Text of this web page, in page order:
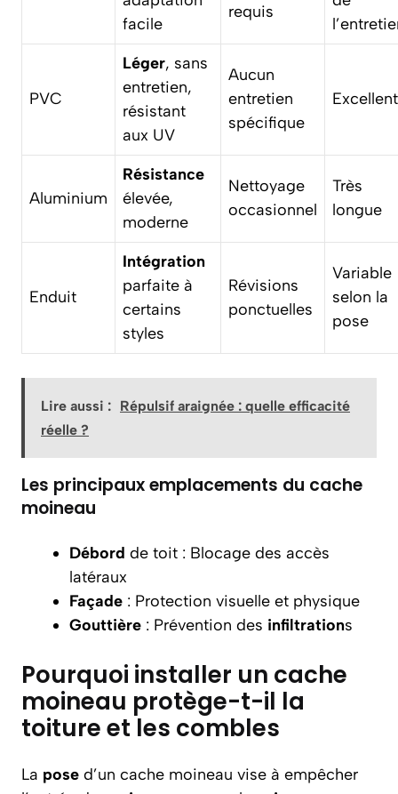
facile
requis
PVC
Léger, sans
entretien,
résistant
aux UV
Aucun
entretien
spécifique
Aluminium
Résistance
élevée,
moderne
Nettoyage
occasionnel
Très
longue
Enduit
Intégration
parfaite à
certains
styles
Révisions
ponctuelles
Variable
selon la
pose
Lire aussi : Répulsif araignée : quelle efficacité
réelle ?
Les principaux emplacements du cache
moineau
Débord de toit : Blocage des accès
latéraux
Façade : Protection visuelle et physique
Gouttière : Prévention des infiltrations
Pourquoi installer un cache
moineau protège-t-il la
toiture et les combles
La pose d’un cache moineau vise à empêcher